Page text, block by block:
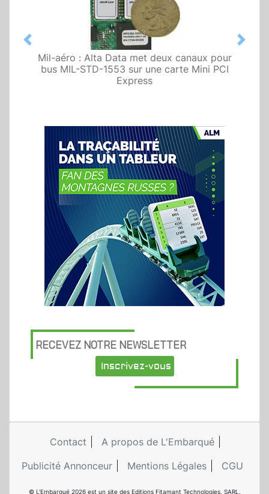
Mil-aéro : Alta Data met deux canaux pour
bus MIL-STD-1553 sur une carte Mini PCI
Express
Previous Next
RECEVEZ NOTRE NEWSLETTER
Inscrivez-vous
Contact
A propos de L'Embarqué
Publicité Annonceur
Mentions Légales CGU
© L'Embarqué 2026 est un site des Editions Fitamant Technologies. SARL.